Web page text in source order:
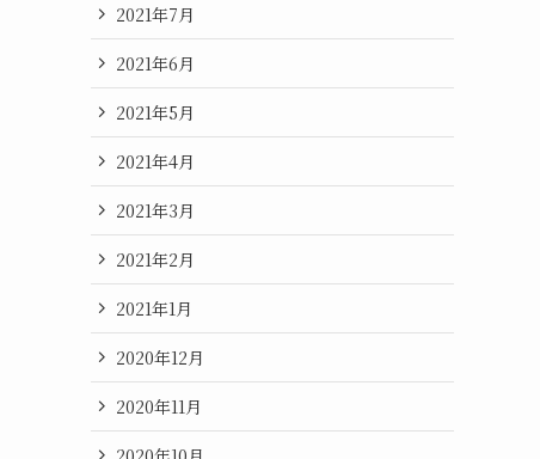
2021年7月
2021年6月
2021年5月
2021年4月
2021年3月
2021年2月
2021年1月
2020年12月
2020年11月